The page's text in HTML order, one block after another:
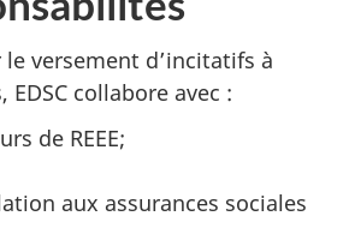
versement d’incitatifs à
EDSC collabore avec :
de REEE;
aux assurances sociales